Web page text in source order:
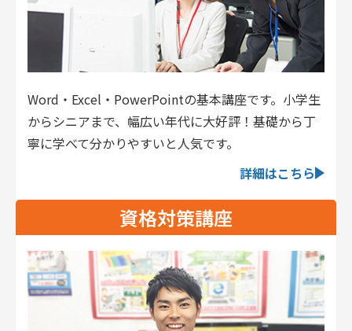
Word・Excel・PowerPointの基本講座です。小学生
からシニアまで、幅広い年代に大好評！基礎から丁
寧に学べて分かりやすいと人気です。
詳細はこちら
資格対策講座